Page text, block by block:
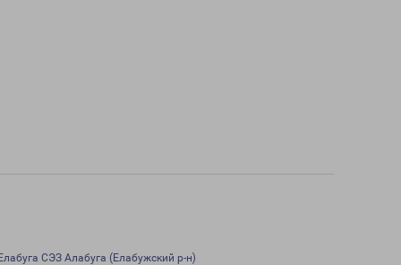
СЭЗ Алабуга (Елабужский р-н)